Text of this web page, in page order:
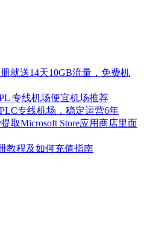
就送14天10GB流量，免费机
专线机场便宜机场推荐
专线机场，稳定运营6年
取Microsoft Store应用商店里面
教程及如何充值指南